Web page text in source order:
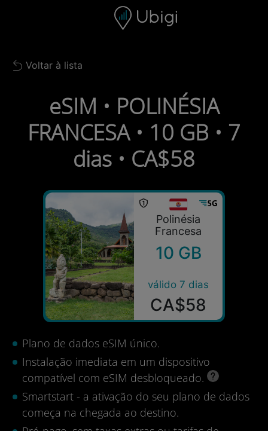
Barra de navegação
Back to list
Voltar à lista
eSIM • POLINÉSIA
FRANCESA • 10 GB • 7
dias • CA$58
Polinésia
Francesa
10 GB
válido 7 dias
CA$58
Plano de dados eSIM único.
Instalação imediata em um dispositivo
compatível com eSIM desbloqueado.
Smartstart - a ativação do seu plano de dados
começa na chegada ao destino.